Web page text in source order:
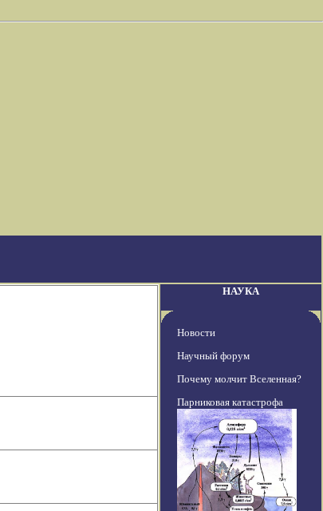
НАУКА
Новости
Научный форум
Почему молчит Вселенная?
Парниковая катастрофа